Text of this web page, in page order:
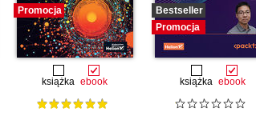
Promocja
książka ebook
Bestseller
Promocja
książka ebook